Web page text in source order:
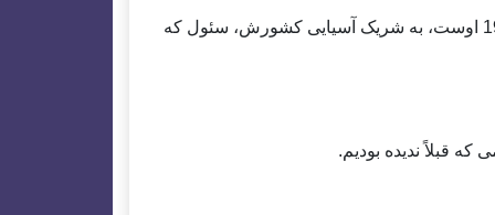
هنکلمان، که به عنوان مثال حفره ماده آلمانی کره، کووید-19 اوست، به شریک آسیایی کشورش، سئول که